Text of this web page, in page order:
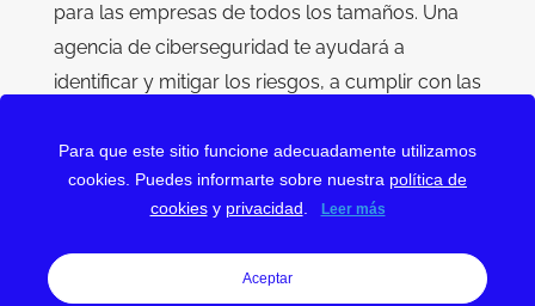
para las empresas de todos los tamaños. Una
agencia de ciberseguridad te ayudará a
identificar y mitigar los riesgos, a cumplir con las
manera efectiva ante incidentes de seguridad.
¿Buscas una agencia de ciberseguridad de
de empresas especializadas en proteger tus
Para que este sitio funcione adecuadamente utilizamos
cookies. Puedes informarte sobre nuestra política de
cookiesy privacidad Leer más
Aceptar